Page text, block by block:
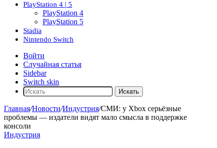
PlayStation 4 | 5
PlayStation 4
PlayStation 5
Stadia
Nintendo Switch
Войти
Случайная статья
Sidebar
Switch skin
Искать
Главная/Новости/Индустрия/СМИ: у Xbox серьёзные
проблемы — издатели видят мало смысла в поддержке
консоли
Индустрия